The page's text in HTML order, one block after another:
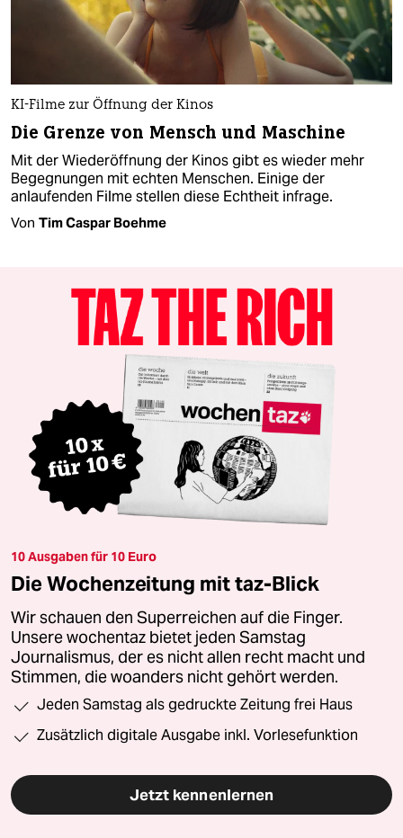
KI-Filme zur Öffnung der Kinos
Die Grenze von Mensch und Maschine
Mit der Wiederöffnung der Kinos gibt es wieder mehr
Begegnungen mit echten Menschen. Einige der
anlaufenden Filme stellen diese Echtheit infrage.
Von Tim Caspar Boehme
10 Ausgaben für 10 Euro
Die Wochenzeitung mit taz-Blick
Wir schauen den Superreichen auf die Finger.
Unsere wochentaz bietet jeden Samstag
Journalismus, der es nicht allen recht macht und
Stimmen, die woanders nicht gehört werden.
Jeden Samstag als gedruckte Zeitung frei Haus
Zusätzlich digitale Ausgabe inkl. Vorlesefunktion
Jetzt kennenlernen